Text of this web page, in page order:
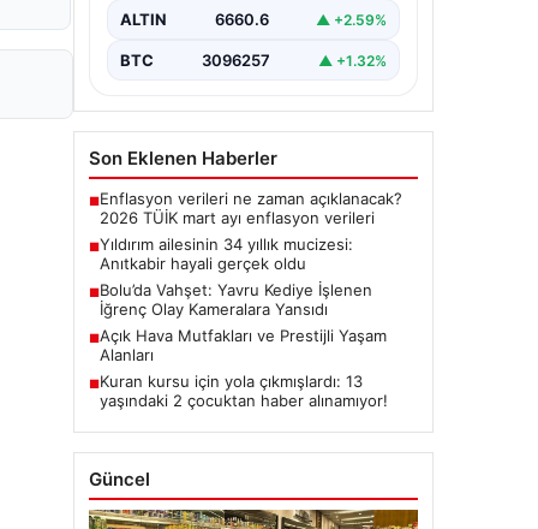
ALTIN 6660.6 ▲ +2.59%
BTC 3096257 ▲ +1.32%
Son Eklenen Haberler
■Enflasyon verileri ne zaman açıklanacak?
2026 TÜİK mart ayı enflasyon verileri
■Yıldırım ailesinin 34 yıllık mucizesi:
Anıtkabir hayali gerçek oldu
■Bolu’da Vahşet: Yavru Kediye İşlenen
İğrenç Olay Kameralara Yansıdı
■Açık Hava Mutfakları ve Prestijli Yaşam
Alanları
■Kuran kursu için yola çıkmışlardı: 13
yaşındaki 2 çocuktan haber alınamıyor!
Güncel